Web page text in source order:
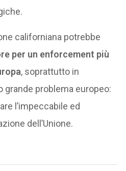
californiana potrebbe
per un enforcement più
, soprattutto in
grande problema europeo:
l’impeccabile ed
dell’Unione.